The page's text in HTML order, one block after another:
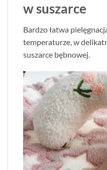
w suszarce
Bardzo łatwa
temperaturze, w
suszarce bębnowej.